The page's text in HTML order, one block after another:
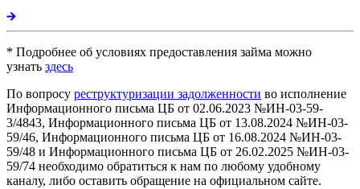
* Подробнее об условиях предоставления займа можно
узнать здесь
По вопросу реструктуризации задолженности во исполнение
Информационного письма ЦБ от 02.06.2023 №ИН-03-59-
3/4843, Информационного письма ЦБ от 13.08.2024 №ИН-03-
59/46, Информационного письма ЦБ от 16.08.2024 №ИН-03-
59/48 и Информационного письма ЦБ от 26.02.2025 №ИН-03-
59/74 необходимо обратиться к нам по любому удобному
каналу, либо оставить обращение на официальном сайте.